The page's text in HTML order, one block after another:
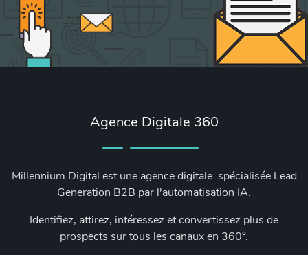
Agence Digitale 360
Millennium Digital est une agence digitale spécialisée Lead
Generation B2B par l'automatisation IA.
Identifiez, attirez, intéressez et convertissez plus de
prospects sur tous les canaux en 360°.